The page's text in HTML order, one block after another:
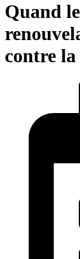
Quand
contre